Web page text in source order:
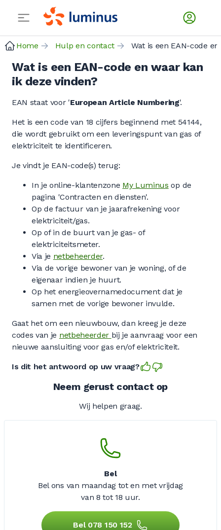
Home Hulp en contact
Wat is een EAN-code en waar kan
ik deze vinden?
EAN staat voor 'European Article Numbering'.
Het is een code van 18 cijfers beginnend met 54144,
die wordt gebruikt om een leveringspunt van gas of
elektriciteit te identificeren.
Je vindt je EAN-code(s) terug:
In je online-klantenzone My Luminus op de
pagina 'Contracten en diensten'.
Op de factuur van je jaarafrekening voor
elektriciteit/gas.
Op of in de buurt van je gas- of
elektriciteitsmeter.
Via je netbeheerder.
Via de vorige bewoner van je woning, of de
eigenaar indien je huurt.
Op het energieovernamedocument dat je
samen met de vorige bewoner invulde.
Gaat het om een nieuwbouw, dan kreeg je deze
codes van je netbeheerder bij je aanvraag voor een
nieuwe aansluiting voor gas en/of elektriciteit.
Is dit het antwoord op uw vraag?
Neem gerust contact op
Wij helpen graag.
Bel
Bel ons van maandag tot en met vrijdag
van 8 tot 18 uur.
Bel 078 150 152